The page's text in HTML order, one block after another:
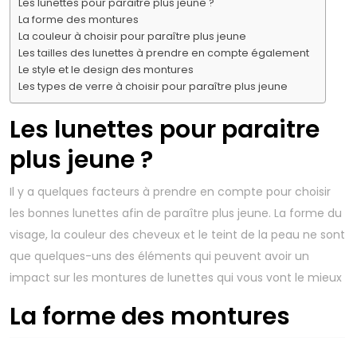
Les lunettes pour paraitre plus jeune ?
La forme des montures
La couleur à choisir pour paraître plus jeune
Les tailles des lunettes à prendre en compte également
Le style et le design des montures
Les types de verre à choisir pour paraître plus jeune
Les lunettes pour paraitre
plus jeune ?
Il y a quelques facteurs à prendre en compte pour choisir
les bonnes lunettes afin de paraître plus jeune. La forme du
visage, la couleur des cheveux et le teint de la peau ne sont
que quelques-uns des éléments qui peuvent avoir un
impact sur les montures de lunettes qui vous vont le mieux
La forme des montures